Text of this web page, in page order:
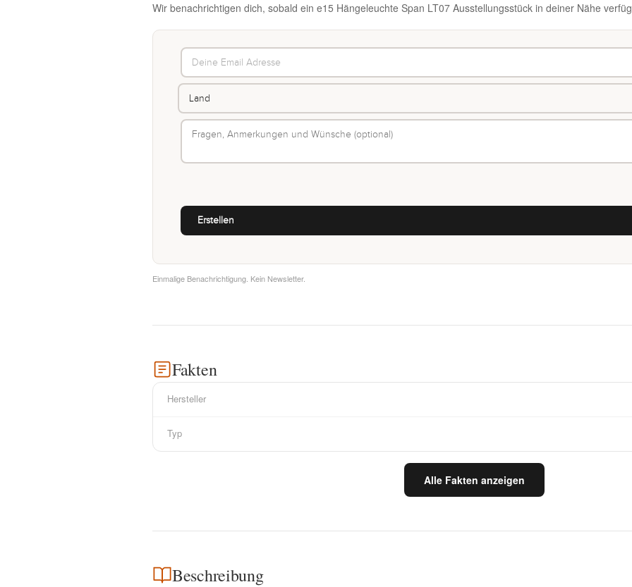
Wir benachrichtigen dich, sobald ein e15 Hängeleuchte Span LT07 Ausstellungsstück in deiner Nähe
Einmalige Benachrichtigung. Kein Newsletter.
Fakten
Hersteller
Typ
Alle Fakten anzeigen
Beschreibung